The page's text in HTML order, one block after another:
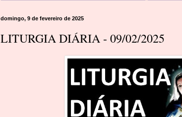
domingo, 9 de fevereiro de 2025
LITURGIA DIÁRIA - 09/02/2025